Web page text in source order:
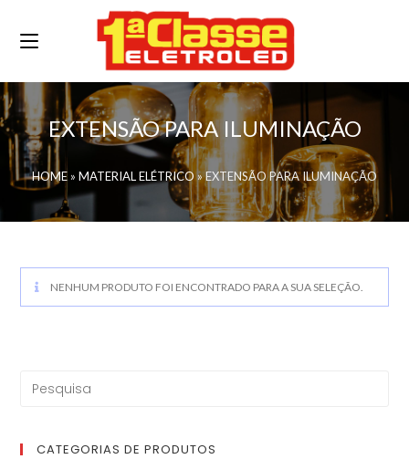
EXTENSÃO PARA ILUMINAÇÃO
HOME » MATERIAL ELÉTRICO »EXTENSÃO PARA ILUMINAÇÃO
NENHUM PRODUTO FOI ENCONTRADO PARA A SUA SELEÇÃO.
CATEGORIAS DE PRODUTOS